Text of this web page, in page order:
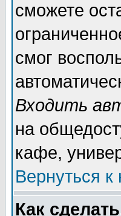
сможете
смог
Входить
на
кафе,
Вернуться к
Как